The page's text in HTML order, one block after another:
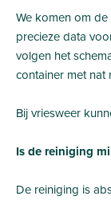
We komen om
precieze data
volgen het
container met
Bij vriesweer
Is de reiniging
De reiniging is